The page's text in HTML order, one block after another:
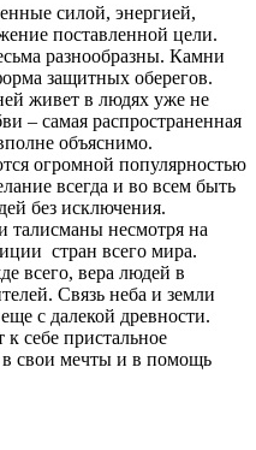
силой, энергией,
поставленной цели.
разнообразны. Камни
защитных оберегов.
живет в людях уже не
– самая распространенная
объяснимо.
огромной популярностью
всегда и во всем быть
без исключения.
талисманы несмотря на
стран всего мира.
всего, вера людей в
Связь неба и земли
с далекой древности.
себе пристальное
в свои мечты и в помощь